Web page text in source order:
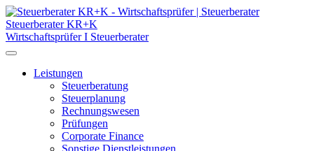
Steuerberater KR+K
Wirtschaftsprüfer I Steuerberater
Leistungen
Steuerberatung
Steuerplanung
Rechnungswesen
Prüfungen
Corporate Finance
Sonstige Dienstleistungen